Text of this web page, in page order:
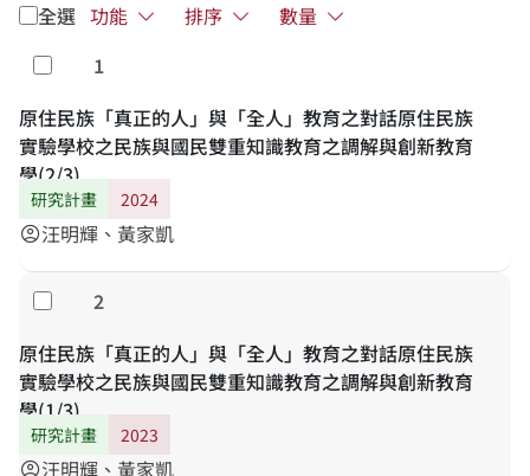
全選 功能 排序
數量
勾選
1
原住民族「真正的人」與「全人」教育之對話原住民族
實驗學校之民族與國民雙重知識教育之調解與創新教育
學(2/3)
研究計畫 2024
account_circle汪明輝、黃家凱
勾選
2
原住民族「真正的人」與「全人」教育之對話原住民族
實驗學校之民族與國民雙重知識教育之調解與創新教育
學(1/3)
研究計畫 2023
account_circle汪明輝、黃家凱